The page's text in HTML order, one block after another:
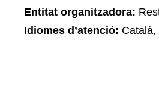
Entitat organitzadora:
Idiomes d’atenció: Català,